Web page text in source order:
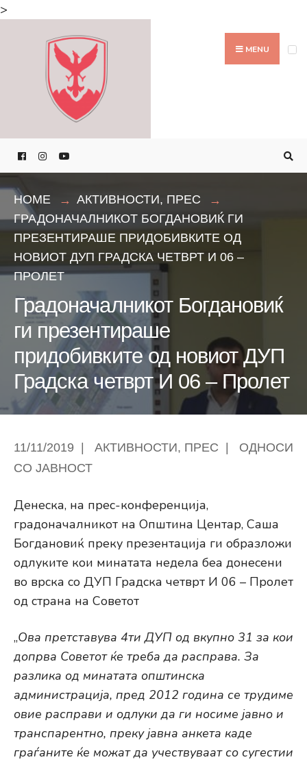
>
MENU
HOME АКТИВНОСТИ, ПРЕС
ГРАДОНАЧАЛНИКОТ БОГДАНОВИЌ ГИ
ПРЕЗЕНТИРАШЕ ПРИДОБИВКИТЕ ОД
НОВИОТ ДУП ГРАДСКА ЧЕТВРТ И 06 –
ПРОЛЕТ
Градоначалникот Богдановиќ
ги презентираше
придобивките од новиот ДУП
Градска четврт И 06 – Пролет
11/11/2019 АКТИВНОСТИ, ПРЕС
ОДНОСИ
СО ЈАВНОСТ
Денеска, на прес-конференција,
градоначалникот на Општина Центар, Саша
Богдановиќ преку презентација ги образложи
одлуките кои минатата недела беа донесени
во врска со ДУП Градска четврт И 06 – Пролет
од страна на Советот
„Ова претставува 4ти ДУП од вкупно 31 за кои
допрва Советот ќе треба да расправа. За
разлика од минатата општинска
администрација, пред 2012 година се трудиме
овие расправи и одлуки да ги носиме јавно и
транспарентно, преку јавна анкета каде
граѓаните ќе можат да учествуваат со сугестии